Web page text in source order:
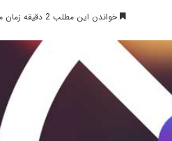
خواندن این مطلب 2 دقیقه زمان میبرد